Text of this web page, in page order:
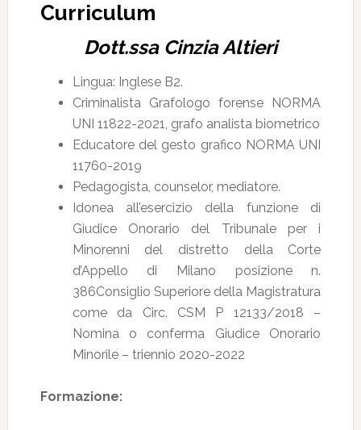
Curriculum
Dott.ssa Cinzia Altieri
Lingua: Inglese B2.
Criminalista Grafologo forense NORMA
UNI 11822-2021, grafo analista biometrico
Educatore del gesto grafico NORMA UNI
11760-2019
Pedagogista, counselor, mediatore.
Idonea all’esercizio della funzione di
Giudice Onorario del Tribunale per i
Minorenni del distretto della Corte
d’Appello di Milano posizione n.
386Consiglio Superiore della Magistratura
come da Circ. CSM P 12133/2018 –
Nomina o conferma Giudice Onorario
Minorile – triennio 2020-2022
Formazione: